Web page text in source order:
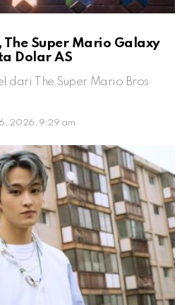
The Super Mario Galaxy
Dolar AS
dari The Super Mario Bros
2026, 9:29 am